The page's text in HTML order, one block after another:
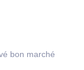
bon marché